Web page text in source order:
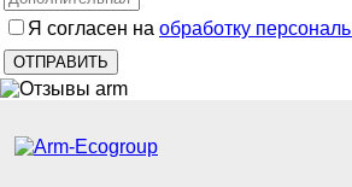
Я согласен на обработку